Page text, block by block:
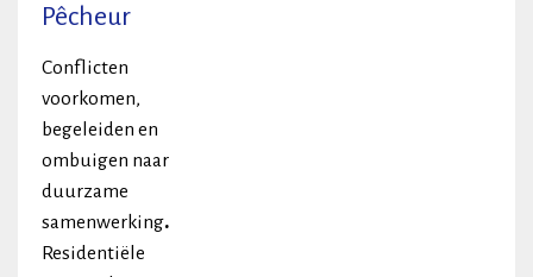
Pêcheur
Conflicten
voorkomen,
begeleiden en
ombuigen naar
duurzame
samenwerking.
Residentiële